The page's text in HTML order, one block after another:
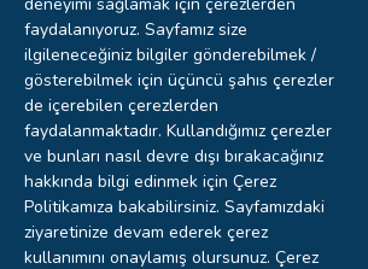
0332
221 4444
Hızlı
RANDEVU
Laboratuvar
SONUÇLARI
faydalanıyoruz. Sayfamız size
ilgileneceğiniz bilgiler gönderebilmek /
gösterebilmek için üçüncü şahıs çerezler
de içerebilen çerezlerden
faydalanmaktadır. Kullandığımız çerezler
ve bunları nasıl devre dışı bırakacağınız
hakkında bilgi edinmek için Çerez
Politikamıza bakabilirsiniz. Sayfamızdaki
ziyaretinize devam ederek çerez
kullanımını onaylamış olursunuz. Çerez